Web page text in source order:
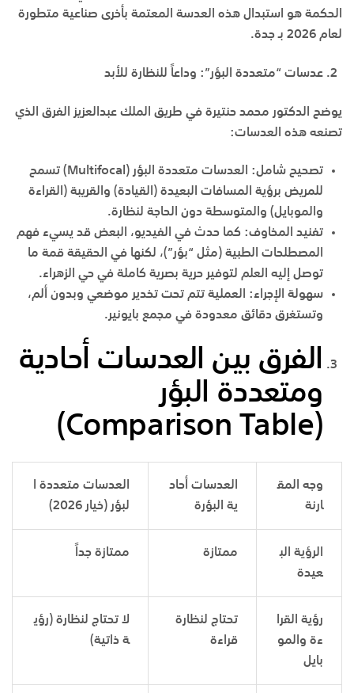
الحكمة هو استبدال هذه العدسة المعتمة بأخرى صناعية متطورة
لعام 2026 بـ
جدة.
عدسات “متعددة البؤر”: وداعاً للنظارة للأبد
يوضح الدكتور محمد حنتيرة في طريق الملك عبدالعزيز
الفرق الذي
تصنعه هذه العدسات:
تصحيح شامل:
العدسات متعددة البؤر (Multifocal) تسمح
للمريض برؤية المسافات البعيدة (القيادة) والقريبة (القراءة
والموبايل) والمتوسطة دون الحاجة لنظارة.
تفنيد المخاوف: كما حدث في الفيديو، البعض قد يسيء فهم
المصطلحات الطبية (مثل “بؤر”)، لكنها في الحقيقة قمة ما
توصل إليه العلم لتوفير حرية بصرية كاملة في حي الزهراء.
سهولة الإجراء: العملية تتم تحت تخدير موضعي وبدون ألم،
وتستغرق دقائق معدودة في مجمع بايونير.
الفرق بين العدسات أحادية
ومتعددة البؤر
(Comparison Table)
وجه المق
ارنة
العدسات أحاد
ية البؤرة
العدسات متعددة ا
لبؤر (خيار 2026)
الرؤية الب
عيدة
ممتازة ممتازة جداً
رؤية القرا
ءة والمو
بايل
تحتاج لنظارة
قراءة
لا تحتاج لنظارة (رؤي
ة ذاتية)